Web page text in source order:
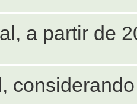
a partir de